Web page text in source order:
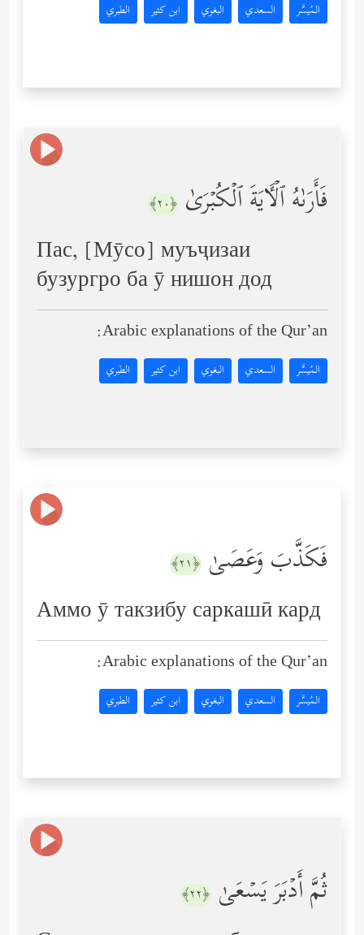
المُيسَّر السعدي البغوي ابن كثير الطبري
فَأَرَىٰهُ ٱلۡـَٔایَةَ ٱلۡكُبۡرَىٰ ﴿٢٠﴾
Пас, [Мӯсо] муъҷизаи
бузургро ба ӯ нишон дод
Arabic explanations of the Qur’an:
المُيسَّر السعدي البغوي ابن كثير الطبري
فَكَذَّبَ وَعَصَىٰ ﴿٢١﴾
Аммо ӯ такзибу саркашӣ кард
Arabic explanations of the Qur’an:
المُيسَّر السعدي البغوي ابن كثير الطبري
ثُمَّ أَدۡبَرَ یَسۡعَىٰ ﴿٢٢﴾